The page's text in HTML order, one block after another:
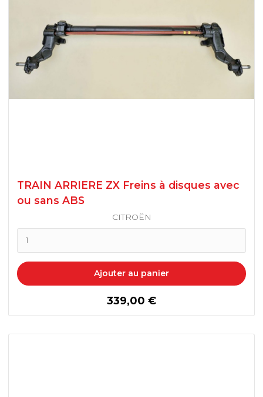
TRAIN ARRIERE ZX Freins à disques avec
ou sans ABS
CITROËN
Ajouter au panier
prix
339,00 €